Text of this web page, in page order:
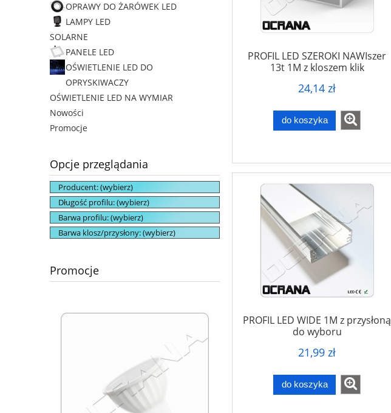
OPRAWY DO ŻARÓWEK LED
LAMPY LED
SOLARNE
PANELE LED
OŚWIETLENIE LED DO
OPRYSKIWACZY
OŚWIETLENIE LED NA WYMIAR
Nowości
Promocje
Opcje przeglądania
Producent: (wybierz)
Długość profilu: (wybierz)
Barwa profilu: (wybierz)
Barwa klosz/przysłony: (wybierz)
Promocje
PROFIL LED SZEROKI NAWIszer
13t 1M z kloszem klik
24,14 zł
do koszyka
PROFIL LED WIDE 1M z przysłoną
do wyboru
21,99 zł
do koszyka